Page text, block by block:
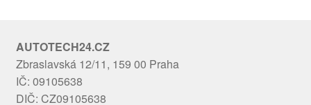
AUTOTECH24.CZ
Zbraslavská 12/11, 159 00 Praha
IČ: 09105638
DIČ: CZ09105638